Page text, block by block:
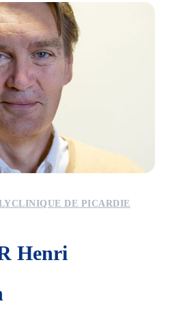
DE PICARDIE
Henri